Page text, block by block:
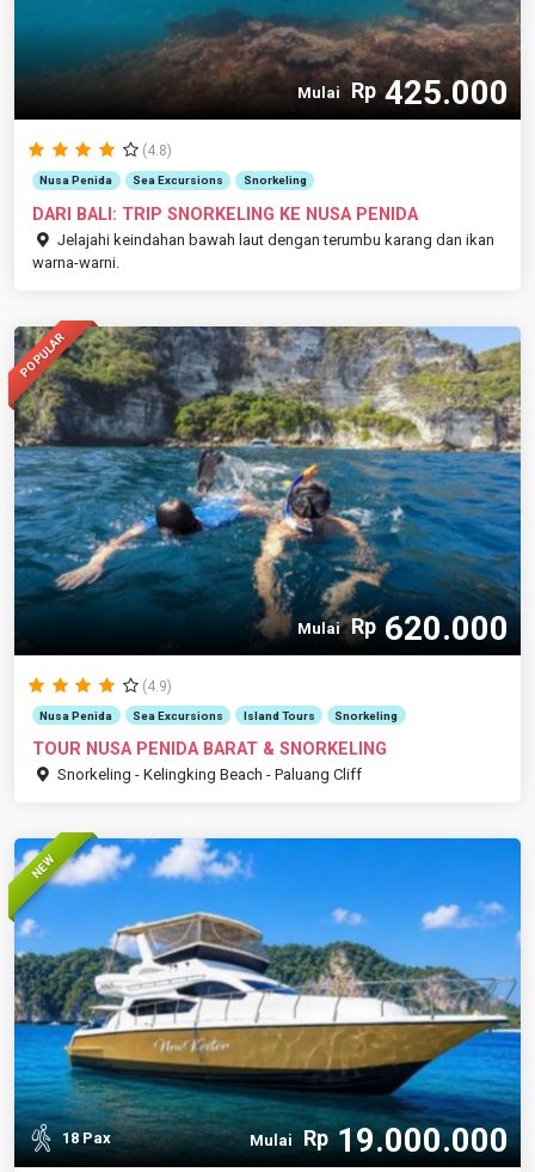
Mulai Rp425.000
(4.8)
Nusa Penida Sea Excursions Snorkeling
DARI BALI: TRIP SNORKELING KE NUSA PENIDA
Jelajahi keindahan bawah laut dengan terumbu karang dan ikan
warna-warni.
POPULAR
Mulai Rp620.000
(4.9)
Nusa Penida Sea Excursions Island Tours Snorkeling
TOUR NUSA PENIDA BARAT & SNORKELING
Snorkeling - Kelingking Beach - Paluang Cliff
NEW
18 Pax Mulai Rp19.000.000